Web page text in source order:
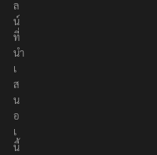
ล
น์
ที่
นำ
เ
ส
น
อ
เ
นื้